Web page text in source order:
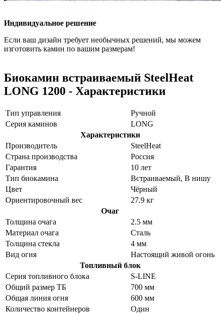
Индивидуальное решение
Если ваш дизайн требует необычных решений, мы можем
изготовить камин по вашим размерам!
Биокамин встраиваемый SteelHeat
LONG 1200 - Характеристики
Тип управления
Ручной
Серия каминов
LONG
Характеристики
Производитель
SteelHeat
Страна производства
Россия
Гарантия
10 лет
Тип биокамина
Встраиваемый, В нишу
Цвет
Чёрный
Ориентировочный вес
27.9 кг
Очаг
Толщина очага
2.5 мм
Материал очага
Сталь
Толщина стекла
4 мм
Вид огня
Настоящий живой огонь
Топливный блок
Серия топливного блока
S-LINE
Общий размер ТБ
700 мм
Общая линия огня
600 мм
Количество контейнеров
Один